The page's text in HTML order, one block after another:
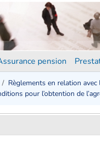
pension
Règlements en relation
pour l’obtention de